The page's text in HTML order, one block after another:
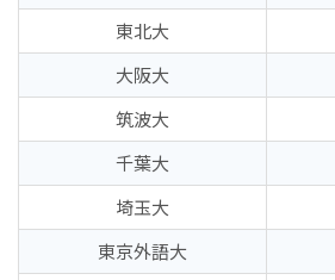
東北大
大阪大
筑波大
千葉大
埼玉大
東京外語大